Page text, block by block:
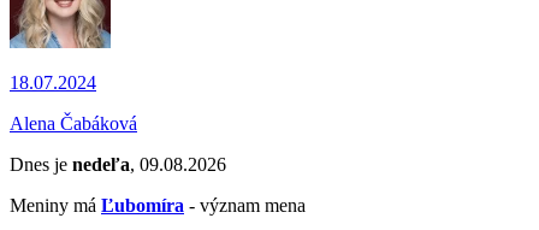
18.07.2024
Alena Čabáková
Dnes je nedeľa, 09.08.2026
Meniny má Ľubomíra - význam mena